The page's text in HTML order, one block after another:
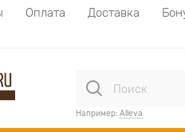
Оплата Доставка
Например: Alleva